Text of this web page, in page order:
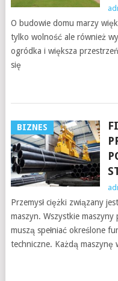
O budowie domu marzy
tylko wolność ale również
ogródka i większa
się
BIZNES
Przemysł ciężki związany
maszyn. Wszystkie maszyny
muszą spełniać określone
techniczne. Każdą maszynę